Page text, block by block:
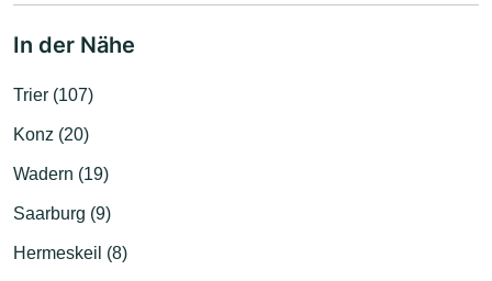
In der Nähe
Trier (107)
Konz (20)
Wadern (19)
Saarburg (9)
Hermeskeil (8)